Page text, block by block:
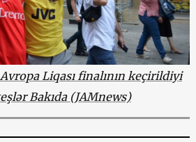
Liqası finalının keçirildiyi
Bakıda (JAMnews)